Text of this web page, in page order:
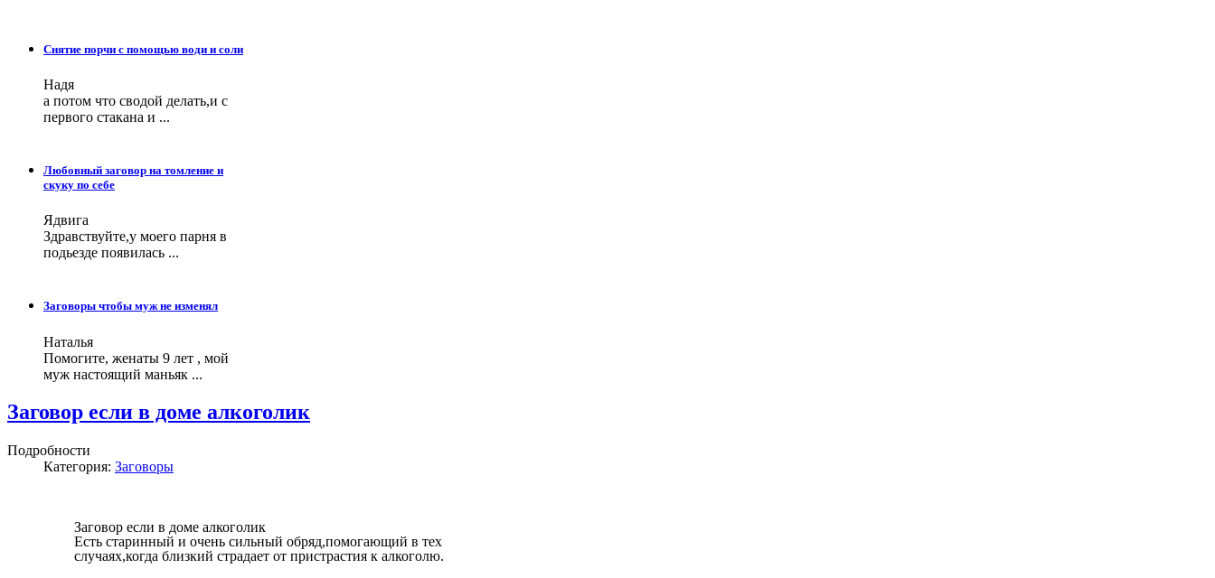
Снятие порчи с помощью води и соли
Надя
а потом что сводой делать,и с
первого стакана и ...
Любовный заговор на томление и
скуку по себе
Ядвига
Здравствуйте,у моего парня в
подьезде появилась ...
Заговоры чтобы муж не изменял
Наталья
Помогите, женаты 9 лет , мой
муж настоящий маньяк ...
Заговор если в доме алкоголик
Подробности
Категория: Заговоры
Заговор если в доме алкоголик
Есть старинный и очень сильный обряд,помогающий в тех
случаях,когда близкий страдает от пристрастия к алкоголю.